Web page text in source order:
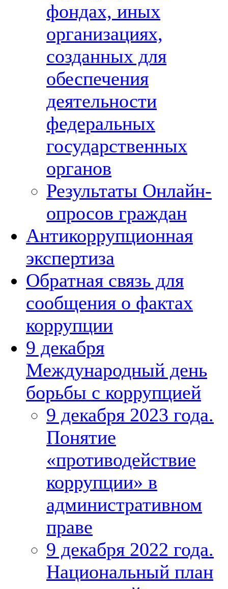
фондах, иных
организациях,
созданных для
обеспечения
деятельности
федеральных
государственных
органов
Результаты Онлайн-
опросов граждан
Антикоррупционная
экспертиза
Обратная связь для
сообщения о фактах
коррупции
9 декабря
Международный день
борьбы с коррупцией
9 декабря 2023 года.
Понятие
«противодействие
коррупции» в
административном
праве
9 декабря 2022 года.
Национальный план